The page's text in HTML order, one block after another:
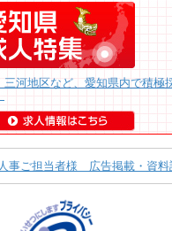
河地区など、愛知県内で積極
事ご担当者様 広告掲載・資料